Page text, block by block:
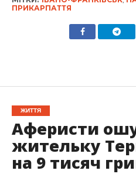
ПРИКАРПАТТЯ
ЖИТТЯ
Аферисти
жительку
на 9 тисяч